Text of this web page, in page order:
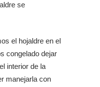
se
el hojaldre en el
congelado dejar
interior de la
manejarla con